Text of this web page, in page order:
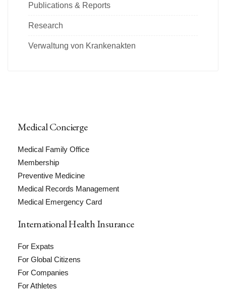
Publications & Reports
Research
Verwaltung von Krankenakten
Medical Concierge
Medical Family Office
Membership
Preventive Medicine
Medical Records Management
Medical Emergency Card
International Health Insurance
For Expats
For Global Citizens
For Companies
For Athletes